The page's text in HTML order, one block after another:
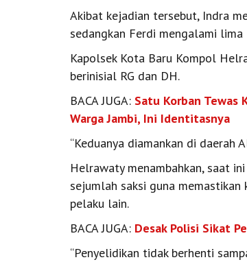
Akibat kejadian tersebut, Indra
sedangkan Ferdi mengalami lima
Kapolsek Kota Baru Kompol
berinisial RG dan DH.
BACA JUGA: Satu Korban Tewas
Warga Jambi, Ini Identitasnya
“Keduanya diamankan di daerah
Helrawaty menambahkan, saat
sejumlah saksi guna
pelaku lain.
BACA JUGA: Desak Polisi Sikat
“Penyelidikan tidak berhenti